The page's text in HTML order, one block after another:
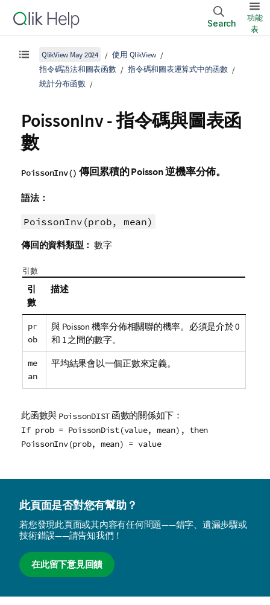
Search
功能
表
QlikView May 2024
使用 QlikView
指令碼語法和圖表函數
指令碼和圖表運算式中的函數
統計分布函數
PoissonInv - 指令碼與圖表函
數
PoissonInv() 傳回累積的 Poisson 逆機率分佈。
語法：
PoissonInv(prob, mean)
傳回的資料類型： 數字
引數
引
數
描述
pr
ob
與 Poisson 機率分佈相關聯的機率。必須是介於 0
和 1 之間的數字。
me
an
平均結果會以一個正數來定義。
此函數與 PoissonDIST 函數的關係如下：
If prob = PoissonDist(value, mean), then
PoissonInv(prob, mean) = value
此頁面是否對您有幫助？
若您發現此頁面或其內容有任何問題——錯字、遺漏步驟或
技術錯誤——請告知我們！
在此留下意見回饋